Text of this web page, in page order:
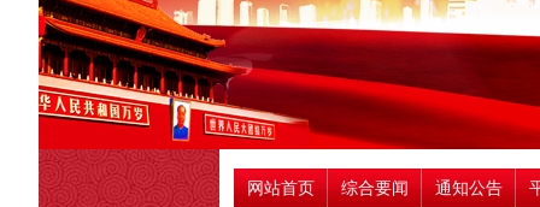
网站首页 综合要闻 通知公告